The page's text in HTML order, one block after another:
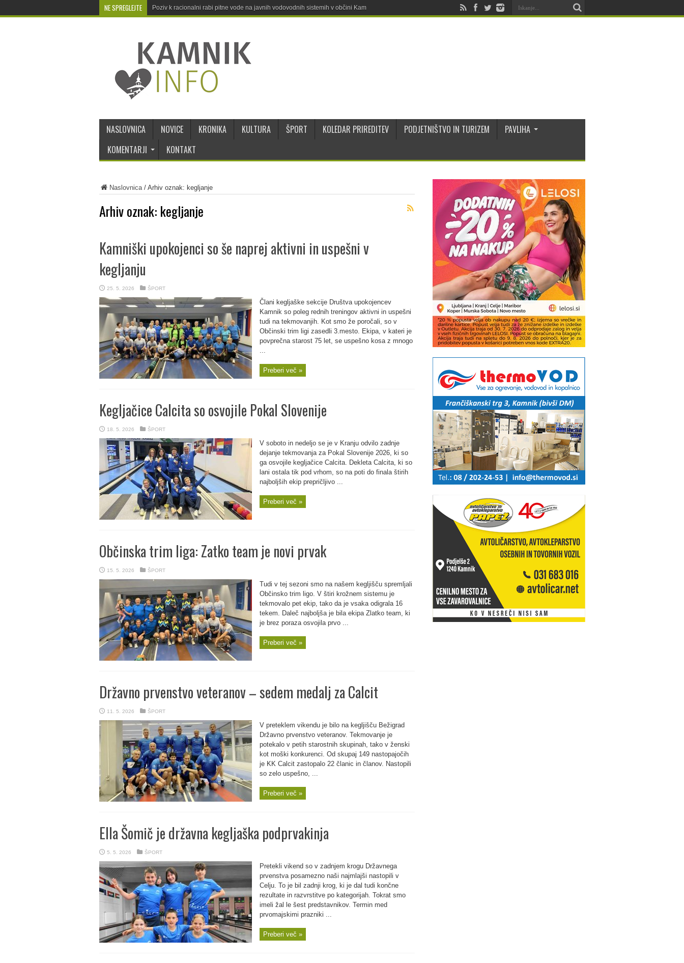
NE SPREGLEJTE Poziv k racionalni rabi pitne vode na javnih vodovodnih sistemih v občini Kamnik
NASLOVNICA NOVICE KRONIKA KULTURA ŠPORT KOLEDAR PRIREDITEV PODJETNIŠTVO IN TURIZEM
PAVLIHA
KOMENTARJI
KONTAKT
Naslovnica/ Arhiv oznak: kegljanje
Arhiv oznak: kegljanje
Kamniški upokojenci so še naprej aktivni in uspešni v
kegljanju
25. 5. 2026 ŠPORT
Člani kegljaške sekcije Društva upokojencev
Kamnik so poleg rednih treningov aktivni in uspešni
tudi na tekmovanjih. Kot smo že poročali, so v
Občinski trim ligi zasedli 3.mesto. Ekipa, v kateri je
povprečna starost 75 let, se uspešno kosa z mnogo
...
Preberi več »
Kegljačice Calcita so osvojile Pokal Slovenije
18. 5. 2026 ŠPORT
V soboto in nedeljo se je v Kranju odvilo zadnje
dejanje tekmovanja za Pokal Slovenije 2026, ki so
ga osvojile kegljačice Calcita. Dekleta Calcita, ki so
lani ostala tik pod vrhom, so na poti do finala štirih
najboljših ekip prepričljivo ...
Preberi več »
Občinska trim liga: Zatko team je novi prvak
15. 5. 2026 ŠPORT
Tudi v tej sezoni smo na našem kegljišču spremljali
Občinsko trim ligo. V štiri krožnem sistemu je
tekmovalo pet ekip, tako da je vsaka odigrala 16
tekem. Daleč najboljša je bila ekipa Zlatko team, ki
je brez poraza osvojila prvo ...
Preberi več »
Državno prvenstvo veteranov – sedem medalj za Calcit
11. 5. 2026 ŠPORT
V preteklem vikendu je bilo na kegljišču Bežigrad
Državno prvenstvo veteranov. Tekmovanje je
potekalo v petih starostnih skupinah, tako v ženski
kot moški konkurenci. Od skupaj 149 nastopajočih
je KK Calcit zastopalo 22 članic in članov. Nastopili
so zelo uspešno, ...
Preberi več »
Ella Šomič je državna kegljaška podprvakinja
5. 5. 2026 ŠPORT
Pretekli vikend so v zadnjem krogu Državnega
prvenstva posamezno naši najmlajši nastopili v
Celju. To je bil zadnji krog, ki je dal tudi končne
rezultate in razvrstitve po kategorijah. Tokrat smo
imeli žal le šest predstavnikov. Termin med
prvomajskimi prazniki ...
Preberi več »